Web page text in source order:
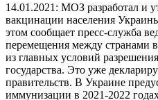
14.01.2021: МОЗ разработал и
вакцинации населения
этом сообщает пресс-служба
перемещения между странами
из главных условий
государства. Это уже
правительств. В Украине
иммунизации в 2021-2022